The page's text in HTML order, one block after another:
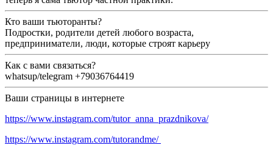
Кто ваши тьюторанты?
Подростки, родители детей любого возраста,
предприниматели, люди, которые строят карьеру
Как с вами связаться?
whatsup/telegram +79036764419
Ваши страницы в интернете
https://www.instagram.com/tutor_anna_prazdnikova/
https://www.instagram.com/tutorandme/